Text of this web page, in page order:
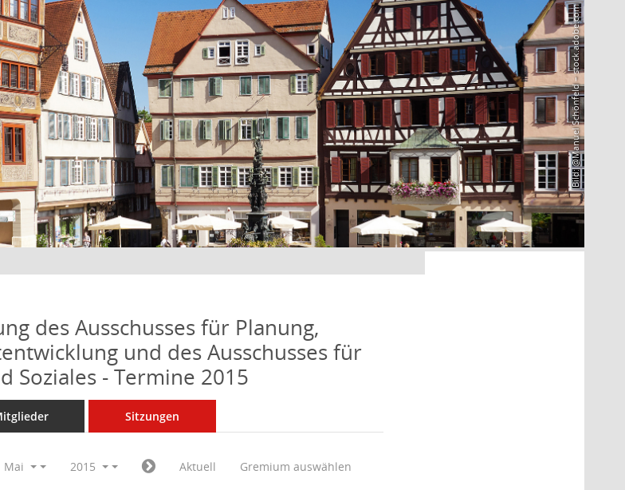
Bild: @Manuel Schönfeld – stock.adobe.com
des Ausschusses für Planung,
und des Ausschusses für
Soziales - Termine 2015
Sitzungen
Mai 2015 Aktuell Gremium auswählen